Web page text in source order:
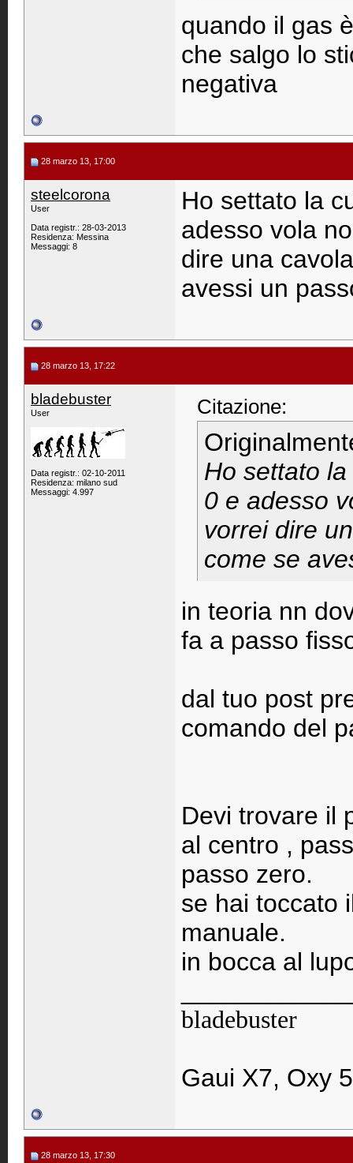
quando il gas
che salgo lo
negativa
28 marzo 13, 17:00
steelcorona
User
Data registr.: 28-03-2013
Residenza: Messina
Messaggi: 8
Ho settato la
adesso vola
dire una
avessi un
28 marzo 13, 17:22
bladebuster
User
Data registr.: 02-10-2011
Residenza: milano sud
Messaggi: 4.997
Citazione:
Ho settato
0 e adesso
vorrei dire
come se
in teoria nn
fa a passo
dal tuo post
comando del
Devi trovare il
al centro ,
passo zero.
se hai toccato
manuale.
in bocca al
bladebuster
Gaui X7, Oxy
28 marzo 13, 17:30